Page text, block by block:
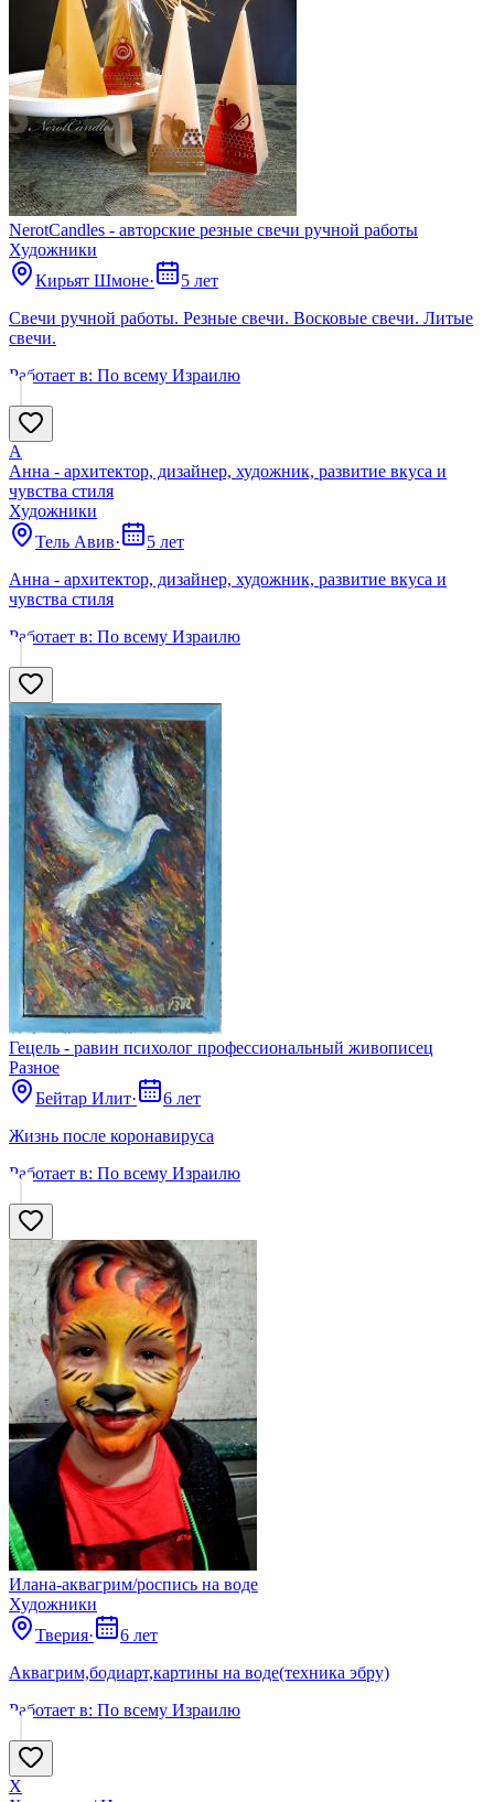
NerotCandles - авторские резные свечи ручной работы
Художники
Кирьят Шмоне·
5 лет
Cвечи ручной работы. Резные свечи. Восковые свечи. Литые
свечи.
Работает в: По всему Израилю
А
Анна - архитектор, дизайнер, художник, развитие вкуса и
чувства стиля
Художники
Тель Авив·
5 лет
Анна - архитектор, дизайнер, художник, развитие вкуса и
чувства стиля
Работает в: По всему Израилю
Гецель - равин психолог профессиональный живописец
Разное
Бейтар Илит·
6 лет
Жизнь после коронавируса
Работает в: По всему Израилю
Илана-аквагрим/роспись на воде
Художники
Тверия·
6 лет
Аквагрим,бодиарт,картины на воде(техника эбру)
Работает в: По всему Израилю
Х